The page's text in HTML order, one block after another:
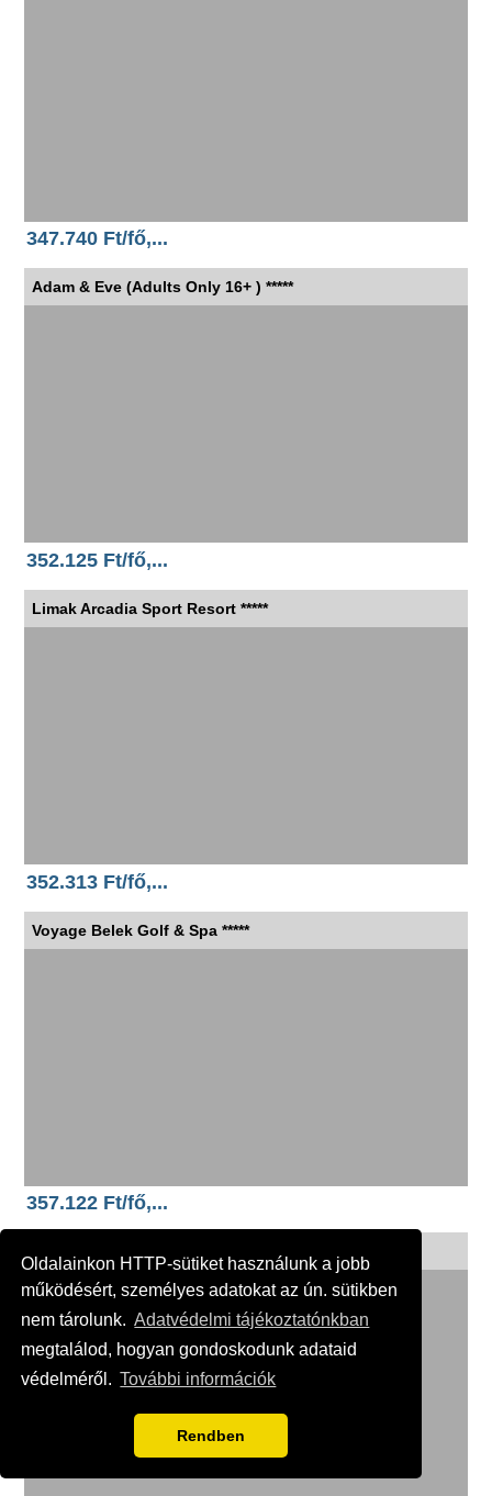
Oldalainkon HTTP-sütiket használunk a jobb
működésért, személyes adatokat az ún. sütikben
nem tárolunk. Adatvédelmi tájékoztatónkban
megtalálod, hogyan gondoskodunk adataid
védelméről. További információk
Rendben
347.740 Ft/fő,...
Adam & Eve (Adults Only 16+ ) *****
352.125 Ft/fő,...
Limak Arcadia Sport Resort *****
352.313 Ft/fő,...
Voyage Belek Golf & Spa *****
357.122 Ft/fő,...